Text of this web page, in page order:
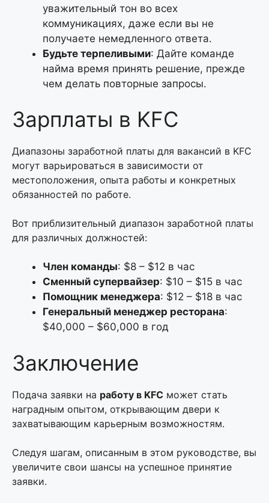
уважительный тон во всех
коммуникациях, даже если вы не
получаете немедленного ответа.
Будьте терпеливыми: Дайте команде
найма время принять решение, прежде
чем делать повторные запросы.
Зарплаты в KFC
Диапазоны заработной платы для вакансий в KFC
могут варьироваться в зависимости от
местоположения, опыта работы и конкретных
обязанностей по работе.
Вот приблизительный диапазон заработной платы
для различных должностей:
Член команды: $8 – $12 в час
Сменный супервайзер: $10 – $15 в час
Помощник менеджера: $12 – $18 в час
Генеральный менеджер ресторана:
$40,000 – $60,000 в год
Заключение
Подача заявки на работу в KFC может стать
наградным опытом, открывающим двери к
захватывающим карьерным возможностям.
Следуя шагам, описанным в этом руководстве, вы
увеличите свои шансы на успешное принятие
заявки.